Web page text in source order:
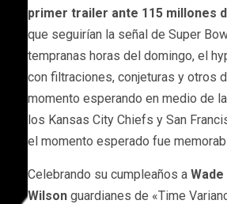
primer trailer ante 115 millones
que seguirían la señal de Super
tempranas horas del domingo, el
con filtraciones, conjeturas y otros
momento esperando en medio de
los Kansas City Chiefs y San
el momento esperado fue
Celebrando su cumpleaños a Wade
Wilson guardianes de «Time